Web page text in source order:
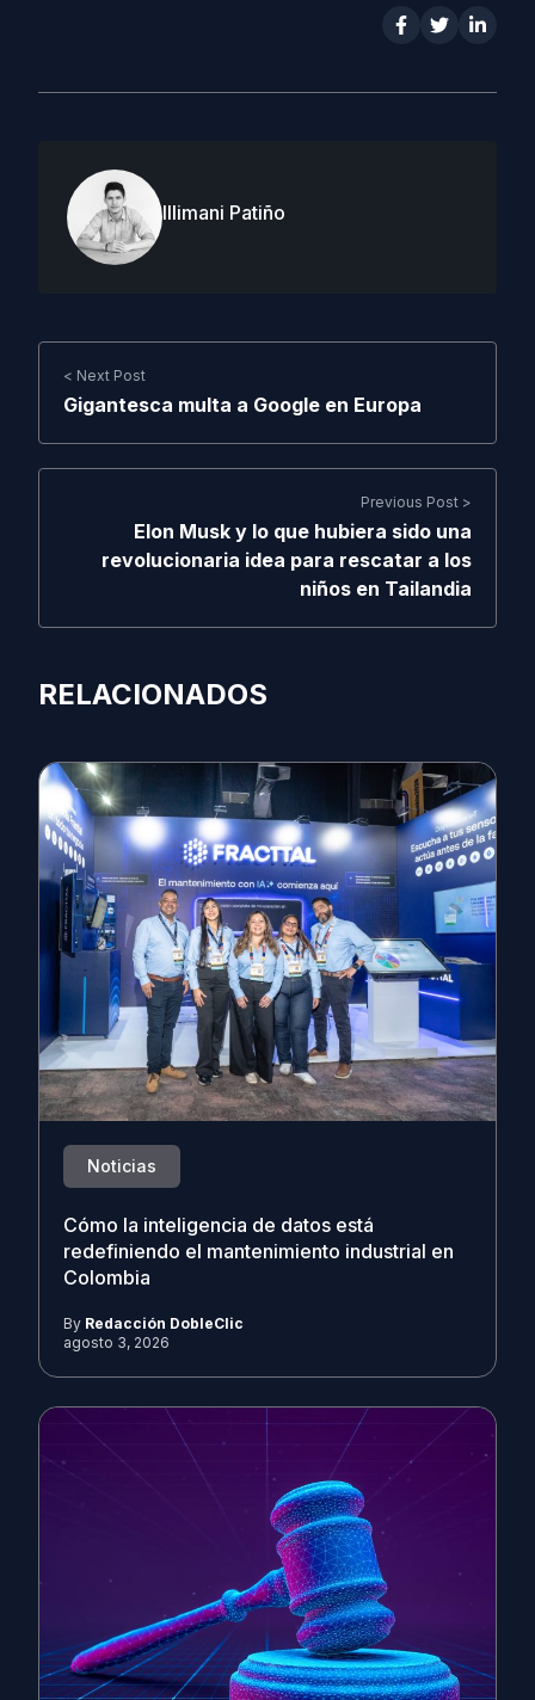
Illimani Patiño
< Next Post
Gigantesca multa a Google en Europa
Previous Post >
Elon Musk y lo que hubiera sido una
revolucionaria idea para rescatar a los
niños en Tailandia
RELACIONADOS
Noticias
Cómo la inteligencia de datos está
redefiniendo el mantenimiento industrial en
Colombia
By Redacción DobleClic
agosto 3, 2026